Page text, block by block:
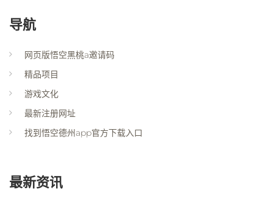
导航
网页版悟空黑桃a邀请码
精品项目
游戏文化
最新注册网址
找到悟空德州app官方下载入口
最新资讯